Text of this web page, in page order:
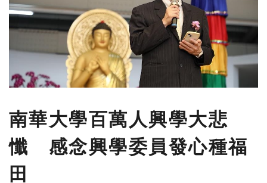
刊登
南華大學百萬人興學大悲
懺 感念興學委員發心種福
田